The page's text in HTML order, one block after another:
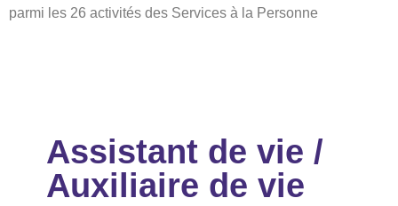
parmi les 26 activités des Services à la Personne
Assistant de vie /
Auxiliaire de vie